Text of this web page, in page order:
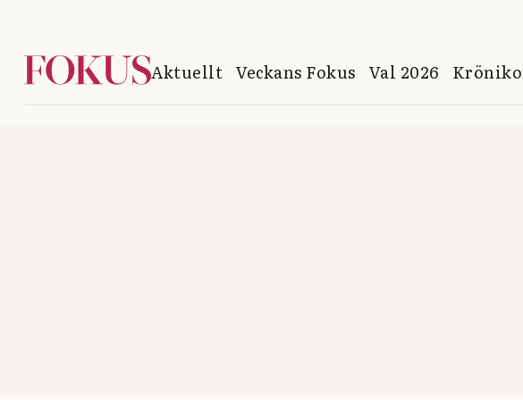
Aktuellt Veckans Fokus Val 2026